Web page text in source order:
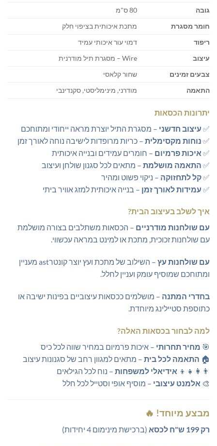
גובה
80 ס"מ
חומר מסגרת
מתכת איכותית בציפוי חלק
ריפוד
דמוי עור איכותי עמיד
עיצוב
Wire – מסגרת תיל מודרנית
צבעים זמינים
שחור קלאסי
התאמה
מודרני, מינימליסטי, סקנדינבי
יתרונות הכסאות
✅ עיצוב חדשני – מסגרת התיל יוצרת מראה ייחודי ומתוחכם
✅ נוחות מקסימלית – כריות מרופדות לישיבה נוחה לאורך זמן
✅ איכות פרמיום – חומרים עמידים ובנייה איכותית
✅ התאמה מושלמת – מתאים לכל סגנון שולחן ועיצוב
✅קל לתחזוקה – ניקוי פשוט ומהיר
✅ עמידות לאורך זמן – בנייה איכותית למזג אוויר ביתי
איך לשלב בעיצוב הבית?
עם שולחנות מודרניים – הכסאות משתלבים בצורה מושלמת
עם שולחנות זכוכית, מתכת או למינט במראה עכשווי.
עם שולחנות עץ
– השילוב של מתכת ועץ יוצר קונטרast מעניין
ומתוחכם שמוסיף עומק ועניין לחלל.
בחדרי המתנה – מושלמים ככסאות עיצוביים בפינות ישיבה או
כתוספת סטיילינג מיוחדת.
למה לבחור בכסאות האלה?
🎯 מחיר תחרותי – איכות פרמיום במחיר שווה לכל כיס
🏠 התאמה לכל בית – מתאים למגוון רחב של סגנונות עיצוב
👨‍👩‍👧‍👦 אידיאלי למשפחות – נוח לכל הגילאים
🎨 אלמנט עיצובי – מוסיף אופי וסטייל לכל חלל
מבצע מיוחד! 🔥
רק 199 ש"ח לכסא (ברכישת מינימום 4 יחידות)